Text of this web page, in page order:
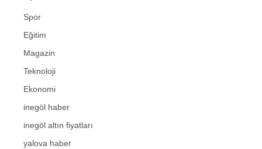
Spor
Eğitim
Magazin
Teknoloji
Ekonomi
inegöl haber
inegöl altın fiyatları
yalova haber